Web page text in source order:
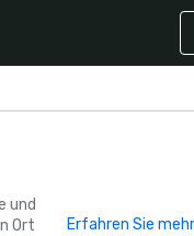
und
Ort
Erfahren Sie mehr